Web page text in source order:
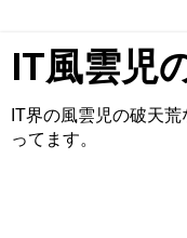
IT風雲児
IT界の風雲児の破天
ってます。